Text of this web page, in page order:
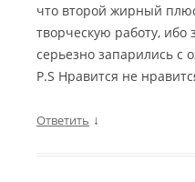
что второй жирный
творческую работу, ибо
серьезно запарились с
P.S Нравится не
Ответить ↓